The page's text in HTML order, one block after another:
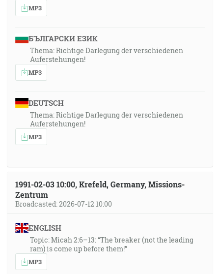
MP3
БЪЛГАРСКИ ЕЗИК
Thema: Richtige Darlegung der verschiedenen
Auferstehungen!
MP3
DEUTSCH
Thema: Richtige Darlegung der verschiedenen
Auferstehungen!
MP3
1991-02-03 10:00, Krefeld, Germany, Missions-
Zentrum
Broadcasted: 2026-07-12 10:00
ENGLISH
Topic: Micah 2:6–13: “The breaker (not the leading
ram) is come up before them!”
MP3